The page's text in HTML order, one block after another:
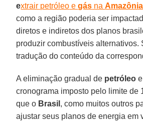
extrair petróleo egás naAmazônia
como a região poderia ser
diretos e indiretos dos planos
produzir combustíveis alternativos.
tradução do conteúdo da
A eliminação gradual de petróleo
cronograma imposto pelo limite de
que o Brasil , como muitos outros
ajustar seus planos de energia em